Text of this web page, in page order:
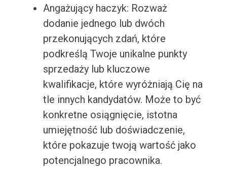
Angażujący haczyk: Rozważ
dodanie jednego lub dwóch
przekonujących zdań, które
podkreślą Twoje unikalne punkty
sprzedaży lub kluczowe
kwalifikacje, które wyróżniają Cię na
tle innych kandydatów. Może to być
konkretne osiągnięcie, istotna
umiejętność lub doświadczenie,
które pokazuje twoją wartość jako
potencjalnego pracownika.